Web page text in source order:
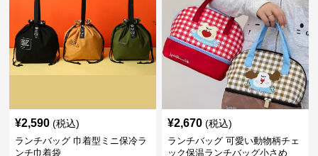
¥2,590 (税込)
ランチバッグ 巾着型ミニ保冷ラ
ンチ巾着袋
¥2,670 (税込)
ランチバッグ 可愛い動物柄チェ
ック保温ランチバッグ小さめ